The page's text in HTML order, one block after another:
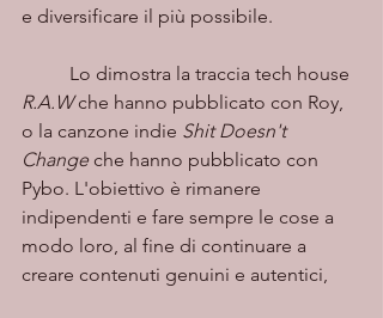
e diversificare il più possibile.
	Lo dimostra la traccia tech house
R.A.W che hanno pubblicato con Roy,
o la canzone indie Shit Doesn't
Change che hanno pubblicato con
Pybo. L'obiettivo è rimanere
indipendenti e fare sempre le cose a
modo loro, al fine di continuare a
creare contenuti genuini e autentici,